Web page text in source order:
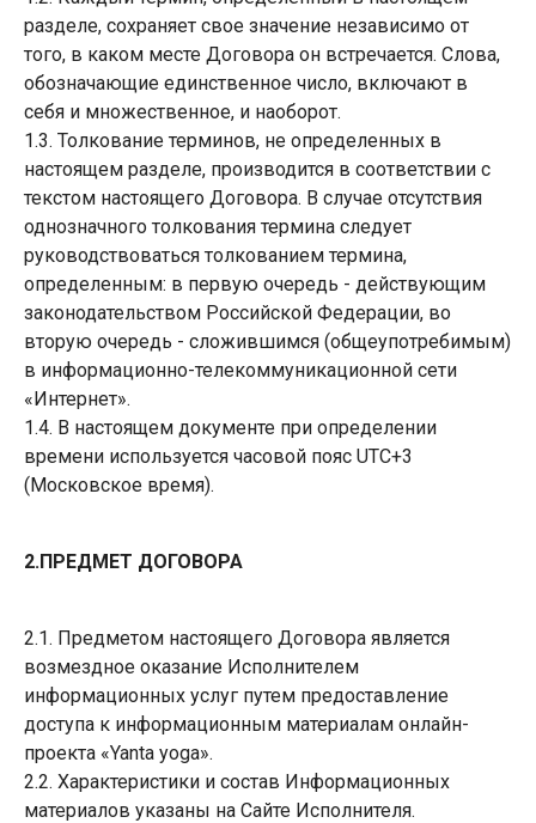
разделе, сохраняет свое значение независимо от
того, в каком месте Договора он встречается. Слова,
обозначающие единственное число, включают в
себя и множественное, и наоборот.
1.3. Толкование терминов, не определенных в
настоящем разделе, производится в соответствии с
текстом настоящего Договора. В случае отсутствия
однозначного толкования термина следует
руководствоваться толкованием термина,
определенным: в первую очередь - действующим
законодательством Российской Федерации, во
вторую очередь - сложившимся (общеупотребимым)
в информационно-телекоммуникационной сети
«Интернет».
1.4. В настоящем документе при определении
времени используется часовой пояс UTC+3
(Московское время).
2.ПРЕДМЕТ ДОГОВОРА
2.1. Предметом настоящего Договора является
возмездное оказание Исполнителем
информационных услуг путем предоставление
доступа к информационным материалам онлайн-
проекта «Yanta yoga».
2.2. Характеристики и состав Информационных
материалов указаны на Сайте Исполнителя.